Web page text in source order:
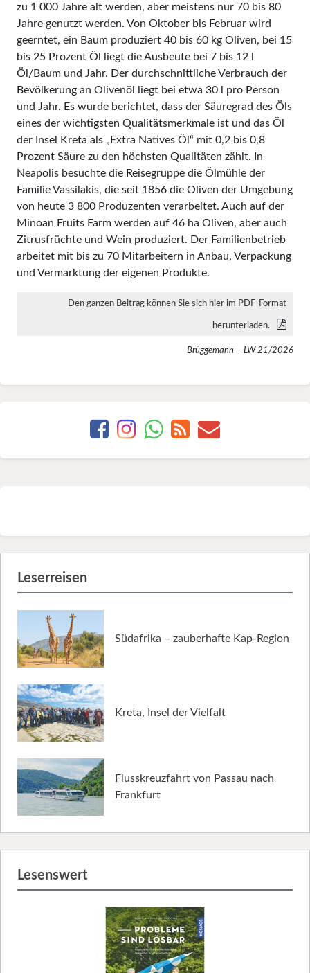
zu 1 000 Jahre alt werden, aber meistens nur 70 bis 80
Jahre genutzt werden. Von Oktober bis Februar wird
geerntet, ein Baum produziert 40 bis 60 kg Oliven, bei 15
bis 25 Prozent Öl liegt die Ausbeute bei 7 bis 12 l
Öl/Baum und Jahr. Der durchschnittliche Verbrauch der
Bevölkerung an Olivenöl liegt bei etwa 30 l pro Person
und Jahr. Es wurde berichtet, dass der Säuregrad des Öls
eines der wichtigsten Qualitätsmerkmale ist und das Öl
der Insel Kreta als „Extra Natives Öl“ mit 0,2 bis 0,8
Prozent Säure zu den höchsten Qualitäten zählt. In
Neapolis besuchte die Reisegruppe die Ölmühle der
Familie Vassilakis, die seit 1856 die Oliven der Umgebung
von heute 3 800 Produzenten verarbeitet. Auch auf der
Minoan Fruits Farm werden auf 46 ha Oliven, aber auch
Zitrusfrüchte und Wein produziert. Der Familienbetrieb
arbeitet mit bis zu 70 Mitarbeitern in Anbau, Verpackung
und Vermarktung der eigenen Produkte.
Den ganzen Beitrag können Sie sich hier im PDF-Format
herunterladen.
Brüggemann – LW 21/2026
Leserreisen
Südafrika – zauberhafte Kap-Region
Kreta, Insel der Vielfalt
Flusskreuzfahrt von Passau nach
Frankfurt
Lesenswert